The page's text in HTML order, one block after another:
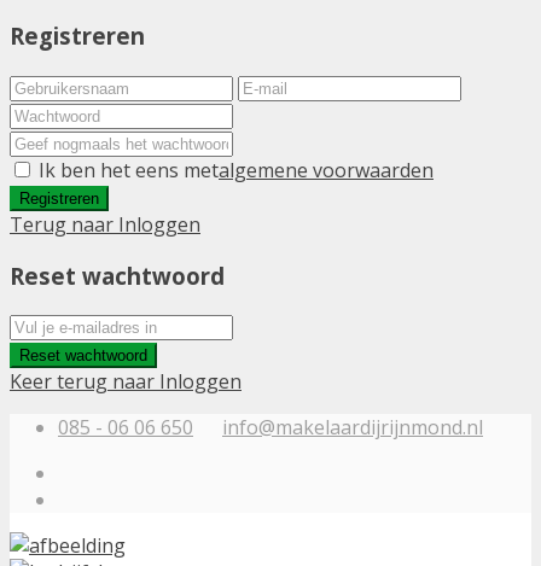
Registreren
Ik ben het eens metalgemene voorwaarden
Registreren
Terug naar Inloggen
Reset wachtwoord
Reset wachtwoord
Keer terug naar Inloggen
085 - 06 06 650
info@makelaardijrijnmond.nl